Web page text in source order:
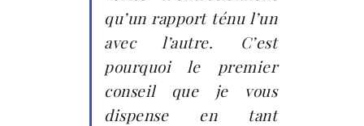
qu’un rapport ténu l’un
avec l’autre. C’est
pourquoi le premier
conseil que je vous
dispense en tant